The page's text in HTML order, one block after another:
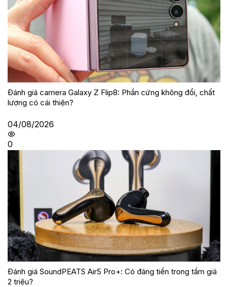
Đánh giá camera Galaxy Z Flip8: Phần cứng không đổi, chất
lượng có cái thiện?
04/08/2026
0
Đánh giá SoundPEATS Air5 Pro+: Có đáng tiền trong tầm giá
2 triệu?